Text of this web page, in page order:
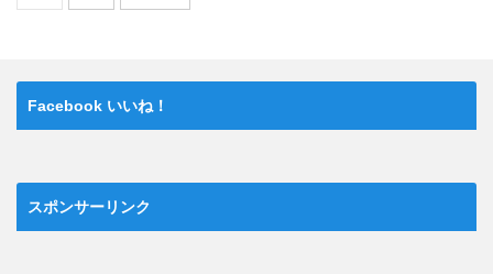
Facebook いいね！
スポンサーリンク